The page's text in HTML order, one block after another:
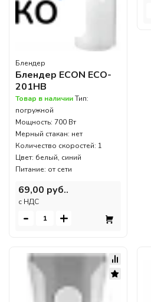
Блендер
Блендер ECON ECO-
201HB
Товар в наличииТип:
погружной
Мощность: 700 Вт
Мерный стакан: нет
Количество скоростей: 1
Цвет: белый, синий
Питание: от сети
69,00 руб..
c НДС
- +